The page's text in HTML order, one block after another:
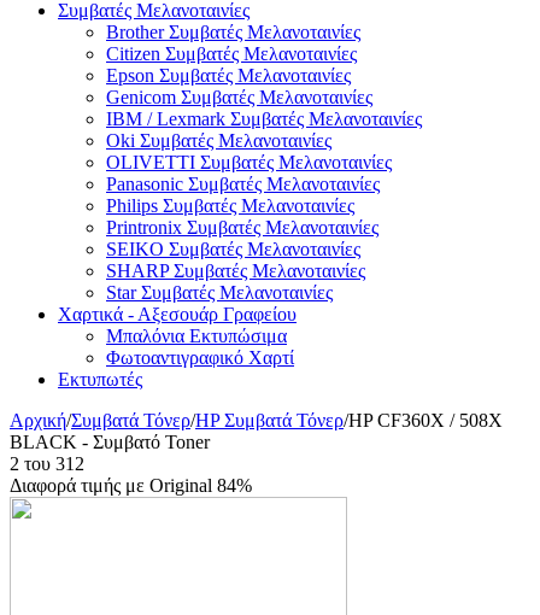
Συμβατές Μελανοταινίες
Brother Συμβατές Μελανοταινίες
Citizen Συμβατές Μελανοταινίες
Epson Συμβατές Μελανοταινίες
Genicom Συμβατές Μελανοταινίες
IBM / Lexmark Συμβατές Μελανοταινίες
Oki Συμβατές Μελανοταινίες
OLIVETTI Συμβατές Μελανοταινίες
Panasonic Συμβατές Μελανοταινίες
Philips Συμβατές Μελανοταινίες
Printronix Συμβατές Μελανοταινίες
SEIKO Συμβατές Μελανοταινίες
SHARP Συμβατές Μελανοταινίες
Star Συμβατές Μελανοταινίες
Χαρτικά - Αξεσουάρ Γραφείου
Μπαλόνια Εκτυπώσιμα
Φωτοαντιγραφικό Χαρτί
Εκτυπωτές
Αρχική/Συμβατά Τόνερ/HP Συμβατά Τόνερ/HP CF360X / 508X
BLACK - Συμβατό Toner
2 του 312
Διαφορά τιμής με Original 84%